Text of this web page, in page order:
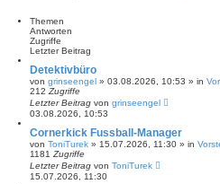
Themen
Antworten
Zugriffe
Letzter Beitrag
Detektivbüro
von grinseengel » 03.08.2026, 10:53 » in
212 Zugriffe
Letzter Beitrag von grinseengel
03.08.2026, 10:53
Cornerkick Fussball-Manager
von ToniTurek » 15.07.2026, 11:30 » in
1181 Zugriffe
Letzter Beitrag von ToniTurek
15.07.2026, 11:30